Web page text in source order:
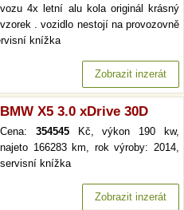
vozu 4x letní alu kola originál krásný
vzorek . vozidlo nestojí na provozovně
knížka
Zobrazit inzerát
BMW X5 3.0 xDrive 30D
Cena: 354545Kč, výkon 190 kw,
najeto 166283 km, rok výroby: 2014,
servisní knížka
Zobrazit inzerát